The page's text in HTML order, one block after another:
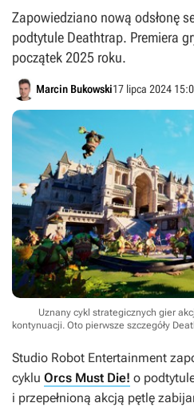
Zapowiedziano nową odsłonę
podtytule Deathtrap. Premiera
początek 2025 roku.
Marcin Bukowski17 lipca 2024
Uznany cykl strategicznych gier
kontynuacji. Oto pierwsze szczegóły
Studio Robot Entertainment
cyklu Orcs Must Die! o
i przepełnioną akcją pętlę